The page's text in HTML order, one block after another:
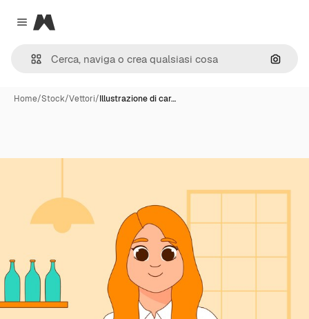
Close menu
Magnific
Cerca
Home/Stock/Vettori/Illustrazione di car…